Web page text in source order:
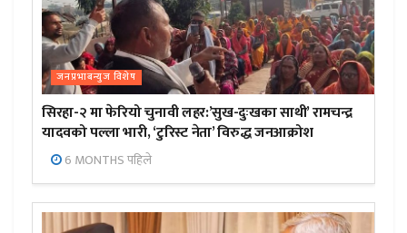
जनप्रभाबन्युज विशेष
सिरहा-२ मा फेरियो चुनावी लहर:’सुख-दुःखका साथी’ रामचन्द्र
यादवको पल्ला भारी, ‘टुरिस्ट नेता’ विरुद्ध जनआक्रोश
6 MONTHS पहिले